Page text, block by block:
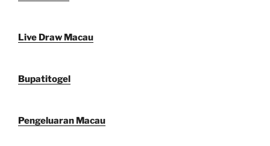
Live Draw Macau
Bupatitogel
Pengeluaran Macau